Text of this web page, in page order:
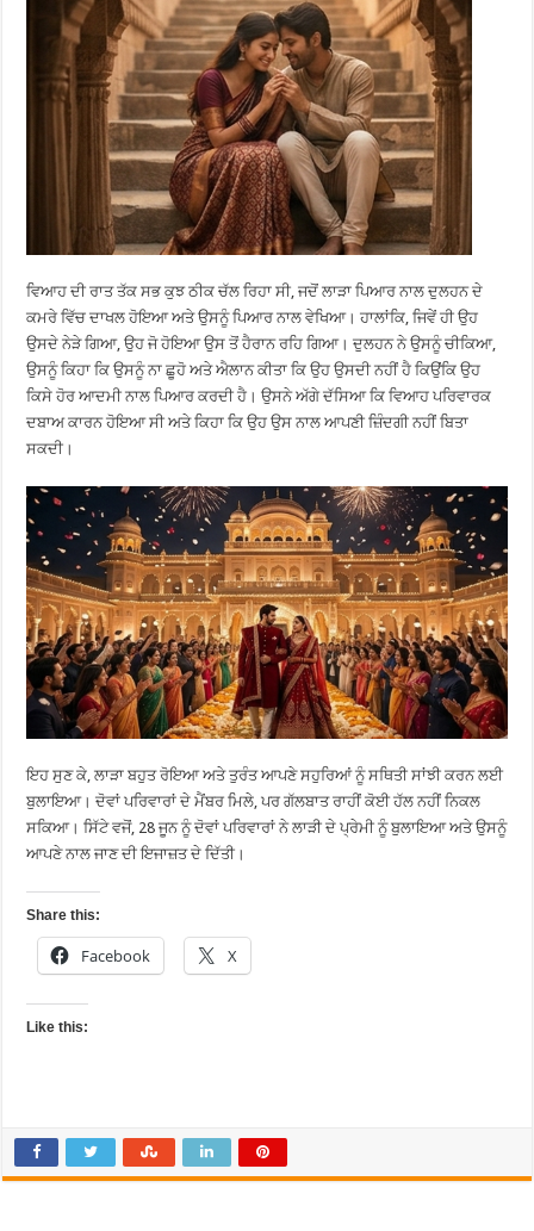
ਵਿਆਹ ਦੀ ਰਾਤ ਤੱਕ ਸਭ ਕੁਝ ਠੀਕ ਚੱਲ ਰਿਹਾ ਸੀ, ਜਦੋਂ ਲਾੜਾ ਪਿਆਰ ਨਾਲ ਦੁਲਹਨ ਦੇ
ਕਮਰੇ ਵਿੱਚ ਦਾਖਲ ਹੋਇਆ ਅਤੇ ਉਸਨੂੰ ਪਿਆਰ ਨਾਲ ਵੇਖਿਆ। ਹਾਲਾਂਕਿ, ਜਿਵੇਂ ਹੀ ਉਹ
ਉਸਦੇ ਨੇੜੇ ਗਿਆ, ਉਹ ਜੋ ਹੋਇਆ ਉਸ ਤੋਂ ਹੈਰਾਨ ਰਹਿ ਗਿਆ। ਦੁਲਹਨ ਨੇ ਉਸਨੂੰ ਚੀਕਿਆ,
ਉਸਨੂੰ ਕਿਹਾ ਕਿ ਉਸਨੂੰ ਨਾ ਛੂਹੋ ਅਤੇ ਐਲਾਨ ਕੀਤਾ ਕਿ ਉਹ ਉਸਦੀ ਨਹੀਂ ਹੈ ਕਿਉਂਕਿ ਉਹ
ਕਿਸੇ ਹੋਰ ਆਦਮੀ ਨਾਲ ਪਿਆਰ ਕਰਦੀ ਹੈ। ਉਸਨੇ ਅੱਗੇ ਦੱਸਿਆ ਕਿ ਵਿਆਹ ਪਰਿਵਾਰਕ
ਦਬਾਅ ਕਾਰਨ ਹੋਇਆ ਸੀ ਅਤੇ ਕਿਹਾ ਕਿ ਉਹ ਉਸ ਨਾਲ ਆਪਣੀ ਜ਼ਿੰਦਗੀ ਨਹੀਂ ਬਿਤਾ
ਸਕਦੀ।
ਇਹ ਸੁਣ ਕੇ, ਲਾੜਾ ਬਹੁਤ ਰੋਇਆ ਅਤੇ ਤੁਰੰਤ ਆਪਣੇ ਸਹੁਰਿਆਂ ਨੂੰ ਸਥਿਤੀ ਸਾਂਝੀ ਕਰਨ ਲਈ
ਬੁਲਾਇਆ। ਦੋਵਾਂ ਪਰਿਵਾਰਾਂ ਦੇ ਮੈਂਬਰ ਮਿਲੇ, ਪਰ ਗੱਲਬਾਤ ਰਾਹੀਂ ਕੋਈ ਹੱਲ ਨਹੀਂ ਨਿਕਲ
ਸਕਿਆ। ਸਿੱਟੇ ਵਜੋਂ, 28 ਜੂਨ ਨੂੰ ਦੋਵਾਂ ਪਰਿਵਾਰਾਂ ਨੇ ਲਾੜੀ ਦੇ ਪ੍ਰੇਮੀ ਨੂੰ ਬੁਲਾਇਆ ਅਤੇ ਉਸਨੂੰ
ਆਪਣੇ ਨਾਲ ਜਾਣ ਦੀ ਇਜਾਜ਼ਤ ਦੇ ਦਿੱਤੀ।
Share this:
Facebook X
Like this: